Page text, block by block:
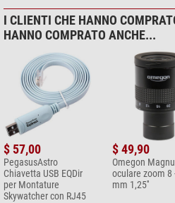
per torrette binoculari 1,25" 1,6x,
tiraggio per torrette binoculari 1,25'' 2x
(Bernd Gährken)
I CLIENTI CHE HANNO
HANNO COMPRATO ANCHE...
$ 57,00
PegasusAstro
Chiavetta USB EQDir
per Montature
Skywatcher con RJ45
$ 49,90
Omegon
oculare zoom 8
mm 1,25''